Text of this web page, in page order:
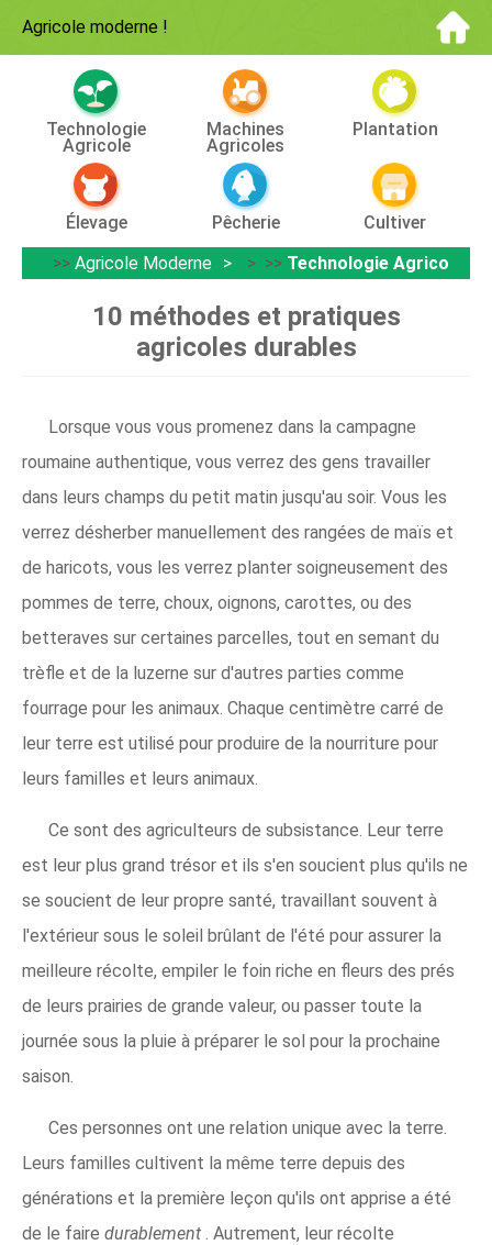
Agricole moderne !
Technologie
Agricole
Machines
Agricoles
Plantation
Élevage Pêcherie
Cultiver
>> Agricole Moderne > >> Technologie Agricole
10 méthodes et pratiques
agricoles durables
Lorsque vous vous promenez dans la campagne
roumaine authentique, vous verrez des gens travailler
dans leurs champs du petit matin jusqu'au soir. Vous les
verrez désherber manuellement des rangées de maïs et
de haricots, vous les verrez planter soigneusement des
pommes de terre, choux, oignons, carottes, ou des
betteraves sur certaines parcelles, tout en semant du
trèfle et de la luzerne sur d'autres parties comme
fourrage pour les animaux. Chaque centimètre carré de
leur terre est utilisé pour produire de la nourriture pour
leurs familles et leurs animaux.
Ce sont des agriculteurs de subsistance. Leur terre
est leur plus grand trésor et ils s'en soucient plus qu'ils ne
se soucient de leur propre santé, travaillant souvent à
l'extérieur sous le soleil brûlant de l'été pour assurer la
meilleure récolte, empiler le foin riche en fleurs des prés
de leurs prairies de grande valeur, ou passer toute la
journée sous la pluie à préparer le sol pour la prochaine
saison.
Ces personnes ont une relation unique avec la terre.
Leurs familles cultivent la même terre depuis des
générations et la première leçon qu'ils ont apprise a été
de le faire durablement . Autrement, leur récolte